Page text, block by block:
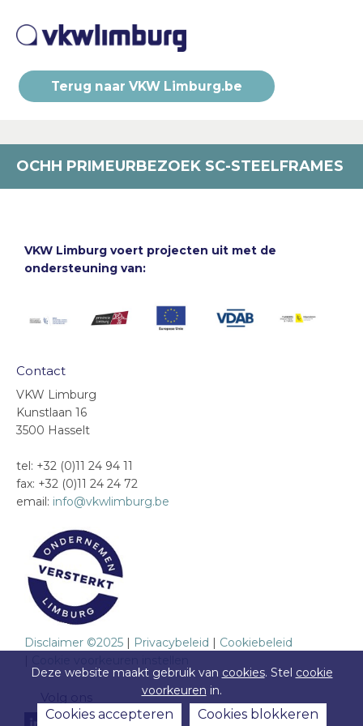
Terug naar VKW Limburg.be
OCHH PRIMEURBEZOEK SC-STEELFRAMES
Deze website maakt gebruik van cookies. Stel cookie
voorkeuren in.
Cookies accepteren Cookies blokkeren
VKW Limburg voert projecten uit met de
ondersteuning van:
Contact
VKW Limburg
Kunstlaan 16
3500 Hasselt
tel: +32 (0)11 24 94 11
fax: +32 (0)11 24 24 72
email: info@vkwlimburg.be
Disclaimer ©2025 Privacybeleid
Cookiebeleid